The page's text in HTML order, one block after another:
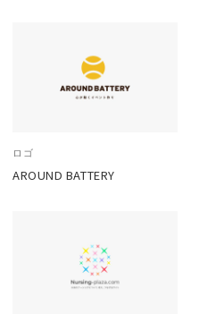
ロゴ
AROUND BATTERY